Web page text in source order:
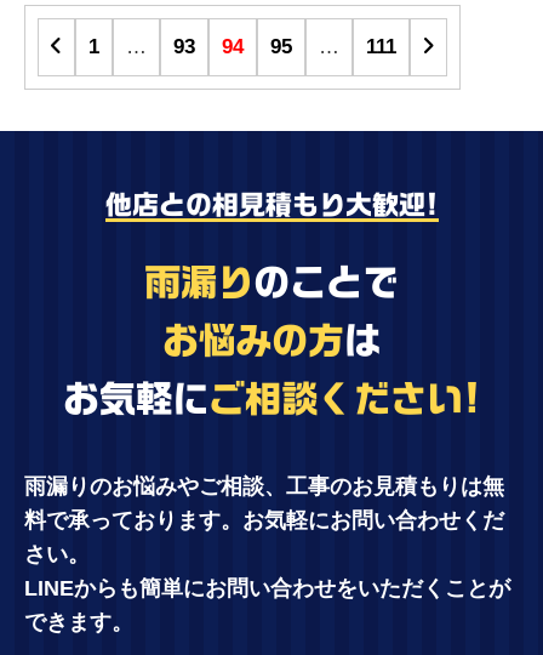
1 … 93 94 95 … 111
他店との相見積もり大歓迎!
雨漏りのことで
お悩みの方は
お気軽にご相談ください!
雨漏りのお悩みやご相談、工事のお見積もりは無
料で承っております。お気軽にお問い合わせくだ
さい。
LINEからも簡単にお問い合わせをいただくことが
できます。